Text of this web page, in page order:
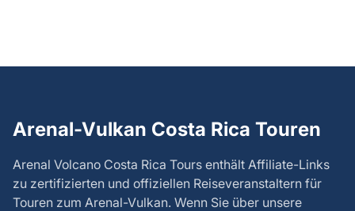
Arenal-Vulkan Costa Rica Touren
Arenal Volcano Costa Rica Tours enthält Affiliate-Links
zu zertifizierten und offiziellen Reiseveranstaltern für
Touren zum Arenal-Vulkan. Wenn Sie über unsere